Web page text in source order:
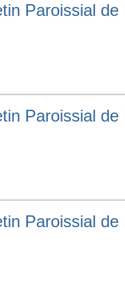
Paroissial
Paroissial
Paroissial